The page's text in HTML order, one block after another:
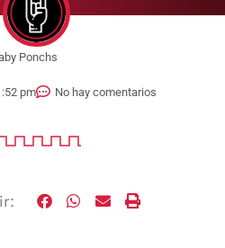
Ponchs
pm No hay comentarios